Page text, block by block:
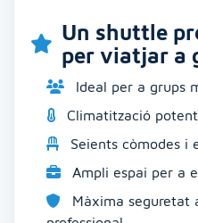
Un shuttle
per viatjar a
Ideal per a grups
Climatització
Seients còmodes i
Ampli espai per a
Màxima seguretat